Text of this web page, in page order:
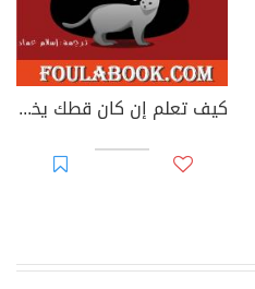
كيف تعلم إن كان قطك يخطط للقيام بقتلك